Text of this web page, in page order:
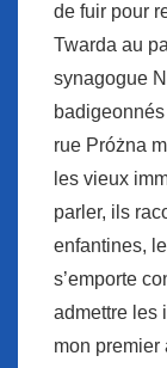
de fuir pour
Twarda au
synagogue
rue Próżna
les vieux
parler, ils
enfantines,
s’emporte
admettre les
mon premier